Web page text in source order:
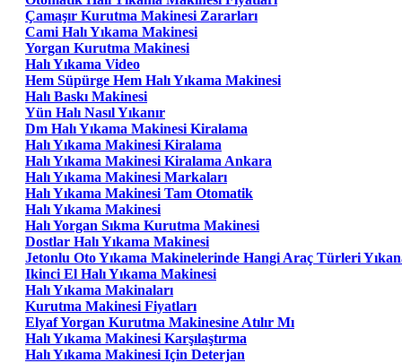
Çamaşır Kurutma Makinesi Zararları
Cami Halı Yıkama Makinesi
Yorgan Kurutma Makinesi
Halı Yıkama Video
Hem Süpürge Hem Halı Yıkama Makinesi
Halı Baskı Makinesi
Yün Halı Nasıl Yıkanır
Dm Halı Yıkama Makinesi Kiralama
Halı Yıkama Makinesi Kiralama
Halı Yıkama Makinesi Kiralama Ankara
Halı Yıkama Makinesi Markaları
Halı Yıkama Makinesi Tam Otomatik
Halı Yıkama Makinesi
Halı Yorgan Sıkma Kurutma Makinesi
Dostlar Halı Yıkama Makinesi
Jetonlu Oto Yıkama Makinelerinde Hangi Araç Türleri
Ikinci El Halı Yıkama Makinesi
Halı Yıkama Makinaları
Kurutma Makinesi Fiyatları
Elyaf Yorgan Kurutma Makinesine Atılır Mı
Halı Yıkama Makinesi Karşılaştırma
Halı Yıkama Makinesi Için Deterjan